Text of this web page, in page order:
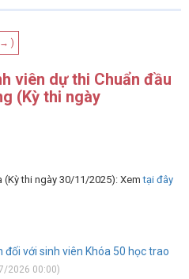
)
viên dự thi Chuẩn đầu
(Kỳ thi ngày
(Kỳ thi ngày 30/11/2025): Xemtại đây
đối với sinh viên Khóa 50 học trao
2026 00:00)